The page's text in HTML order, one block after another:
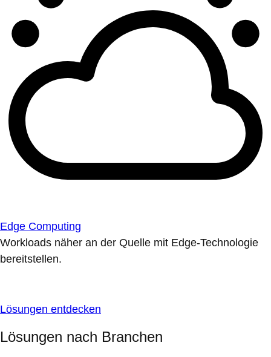
Edge Computing
Workloads näher an der Quelle mit Edge-Technologie
bereitstellen.
Lösungen entdecken
Lösungen nach Branchen